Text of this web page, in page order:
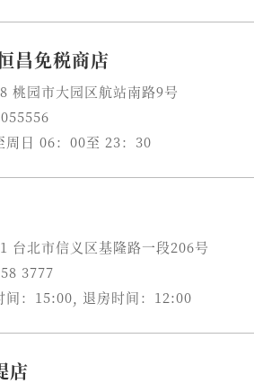
昌免税商店
桃园市大园区航站南路9号
周日 06：00至 23：30
台北市信义区基隆路一段206号
3777
间：15:00, 退房时间：12:00
店